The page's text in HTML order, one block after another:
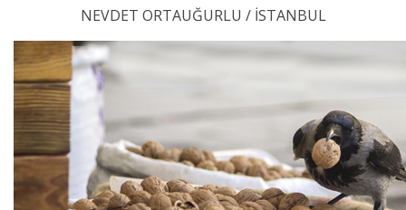
NEVDET ORTAUĞURLU / İSTANBUL